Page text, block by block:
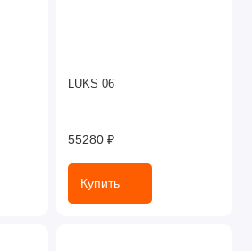
LUKS 06
55280 ₽
Купить